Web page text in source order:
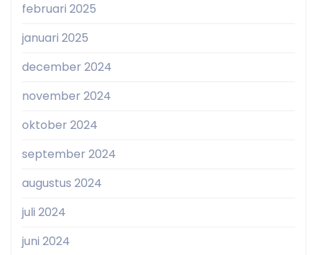
februari 2025
januari 2025
december 2024
november 2024
oktober 2024
september 2024
augustus 2024
juli 2024
juni 2024